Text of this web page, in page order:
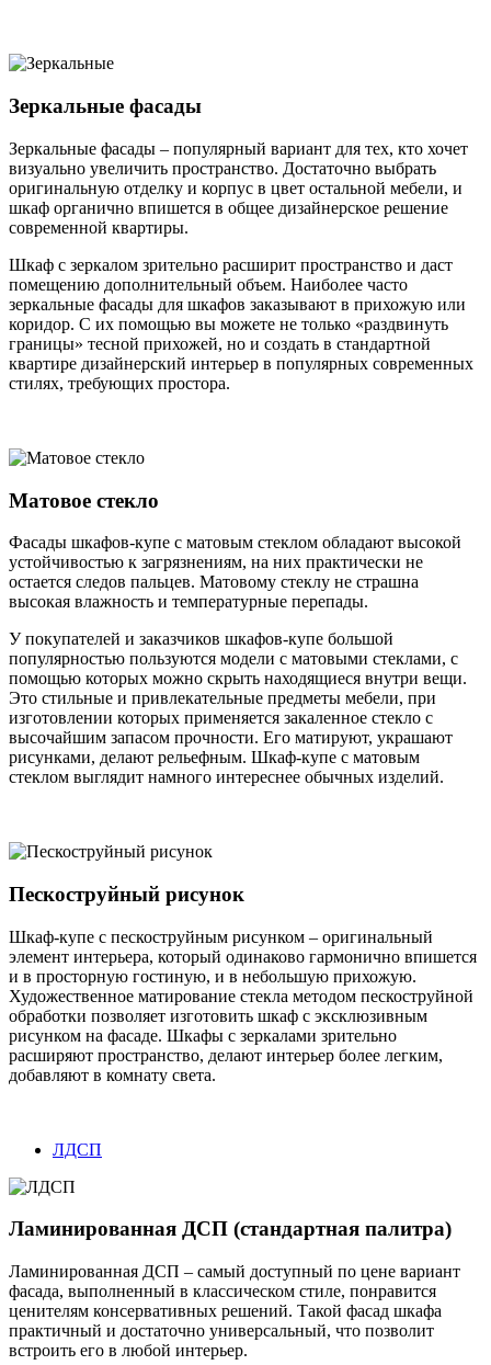
Зеркальные фасады
Зеркальные фасады – популярный вариант для тех, кто хочет
визуально увеличить пространство. Достаточно выбрать
оригинальную отделку и корпус в цвет остальной мебели, и
шкаф органично впишется в общее дизайнерское решение
современной квартиры.
Шкаф с зеркалом зрительно расширит пространство и даст
помещению дополнительный объем. Наиболее часто
зеркальные фасады для шкафов заказывают в прихожую или
коридор. С их помощью вы можете не только «раздвинуть
границы» тесной прихожей, но и создать в стандартной
квартире дизайнерский интерьер в популярных современных
стилях, требующих простора.
Матовое стекло
Фасады шкафов-купе с матовым стеклом обладают высокой
устойчивостью к загрязнениям, на них практически не
остается следов пальцев. Матовому стеклу не страшна
высокая влажность и температурные перепады.
У покупателей и заказчиков шкафов-купе большой
популярностью пользуются модели с матовыми стеклами, с
помощью которых можно скрыть находящиеся внутри вещи.
Это стильные и привлекательные предметы мебели, при
изготовлении которых применяется закаленное стекло с
высочайшим запасом прочности. Его матируют, украшают
рисунками, делают рельефным. Шкаф-купе с матовым
стеклом выглядит намного интереснее обычных изделий.
Пескоструйный рисунок
Шкаф-купе с пескоструйным рисунком – оригинальный
элемент интерьера, который одинаково гармонично впишется
и в просторную гостиную, и в небольшую прихожую.
Художественное матирование стекла методом пескоструйной
обработки позволяет изготовить шкаф с эксклюзивным
рисунком на фасаде. Шкафы с зеркалами зрительно
расширяют пространство, делают интерьер более легким,
добавляют в комнату света.
ЛДСП
Ламинированная ДСП (стандартная палитра)
Ламинированная ДСП – самый доступный по цене вариант
фасада, выполненный в классическом стиле, понравится
ценителям консервативных решений. Такой фасад шкафа
практичный и достаточно универсальный, что позволит
встроить его в любой интерьер.